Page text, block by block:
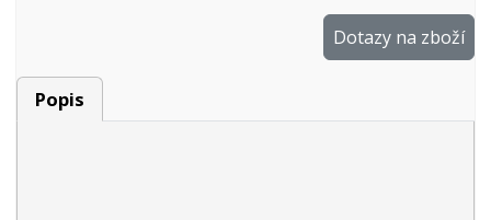
Dotazy na zboží
Popis